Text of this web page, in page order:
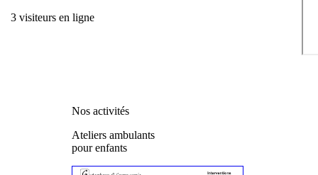
3 visiteurs en ligne
Nos activités
Ateliers ambulants
pour enfants